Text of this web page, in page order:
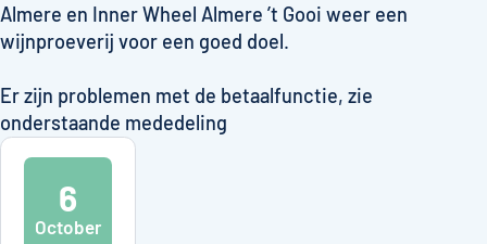
Almere en Inner Wheel Almere ’t Gooi weer een
wijnproeverij voor een goed doel.
Er zijn problemen met de betaalfunctie, zie
onderstaande mededeling
6
October